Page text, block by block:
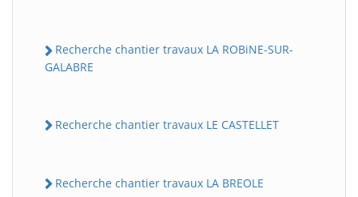
Recherche chantier travaux LA ROBiNE-SUR-
GALABRE
Recherche chantier travaux LE CASTELLET
Recherche chantier travaux LA BREOLE